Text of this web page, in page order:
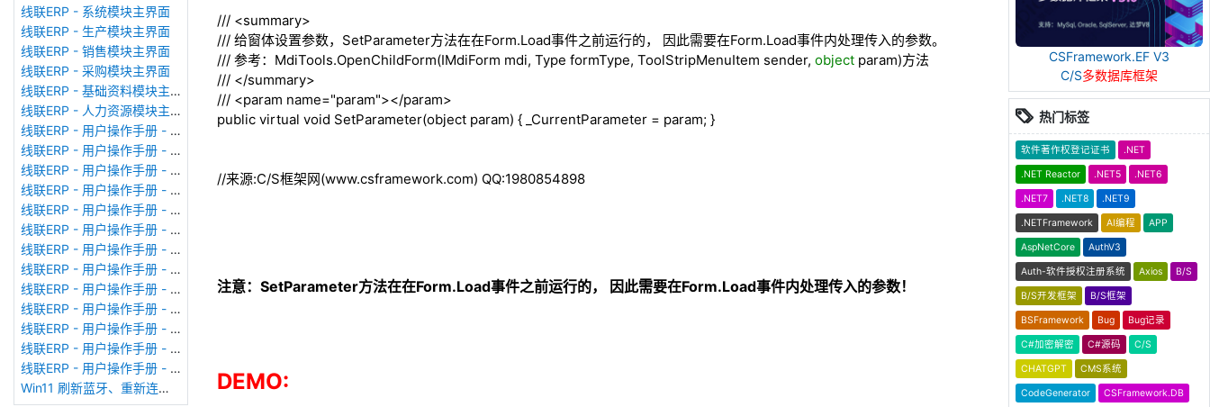
线联ERP - 系统模块主界面
线联ERP - 生产模块主界面
线联ERP - 销售模块主界面
线联ERP - 采购模块主界面
线联ERP - 基础资料模块主界面
线联ERP - 人力资源模块主界面
线联ERP - 用户操作手册 - 个人考勤报表（横向）
线联ERP - 用户操作手册 - 部门考勤报表
线联ERP - 用户操作手册 - 个人考勤报表
线联ERP - 用户操作手册 - 考勤计算
线联ERP - 用户操作手册 - 节假日管理
线联ERP - 用户操作手册 - 请假管理
线联ERP - 用户操作手册 - 补卡管理
线联ERP - 用户操作手册 - 考勤设备管理
线联ERP - 用户操作手册 - 考勤参数配置
线联ERP - 用户操作手册 - 考勤设备绑定
线联ERP - 用户操作手册 - 员工档案
线联ERP - 用户操作手册 - 班次管理
线联ERP - 用户操作手册 - 排班管理
Win11 刷新蓝牙、重新连接蓝牙音响
/// <summary>
/// 给窗体设置参数，SetParameter方法在在Form.Load事件之前运行的， 因此需要在Form.Load事件内处理传入的参数。
/// 参考：MdiTools.OpenChildForm(IMdiForm mdi, Type formType, ToolStripMenuItem sender, object param)方法
/// </summary>
/// <param name="param"></param>
public virtual void SetParameter(object param) { _CurrentParameter = param; }
//来源:C/S框架网(www.csframework.com) QQ:1980854898
注意：SetParameter方法在在Form.Load事件之前运行的， 因此需要在Form.Load事件内处理传入的参数！
DEMO:
CSFramework.EF V3
C/S多数据库框架
热门标签
软件著作权登记证书 .NET
.NET Reactor .NET5 .NET6
.NET7 .NET8 .NET9
.NETFramework AI编程 APP
AspNetCore AuthV3
Auth-软件授权注册系统 Axios B/S
B/S开发框架 B/S框架
BSFramework Bug Bug记录
C#加密解密 C#源码 C/S
CHATGPT CMS系统
CodeGenerator CSFramework.DB